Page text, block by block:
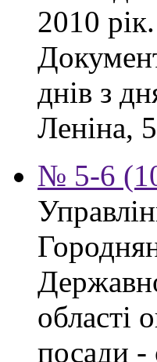
2010 рік.
днів з
Леніна,
№ 5-6
області
посади -